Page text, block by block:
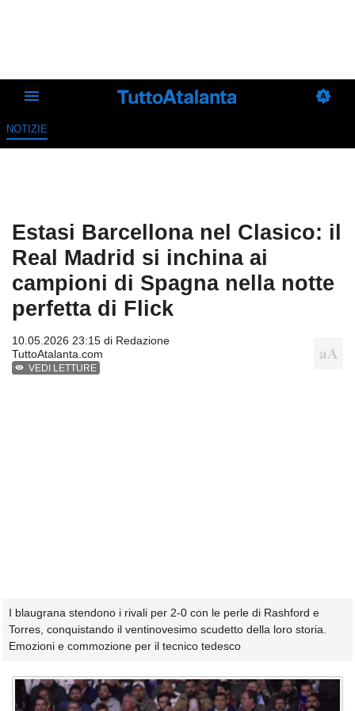
NOTIZIE
Estasi Barcellona nel Clasico: il
Real Madrid si inchina ai
campioni di Spagna nella notte
perfetta di Flick
10.05.2026 23:15 di Redazione
TuttoAtalanta.com
VEDI LETTURE
I blaugrana stendono i rivali per 2-0 con le perle di Rashford e
Torres, conquistando il ventinovesimo scudetto della loro storia.
Emozioni e commozione per il tecnico tedesco